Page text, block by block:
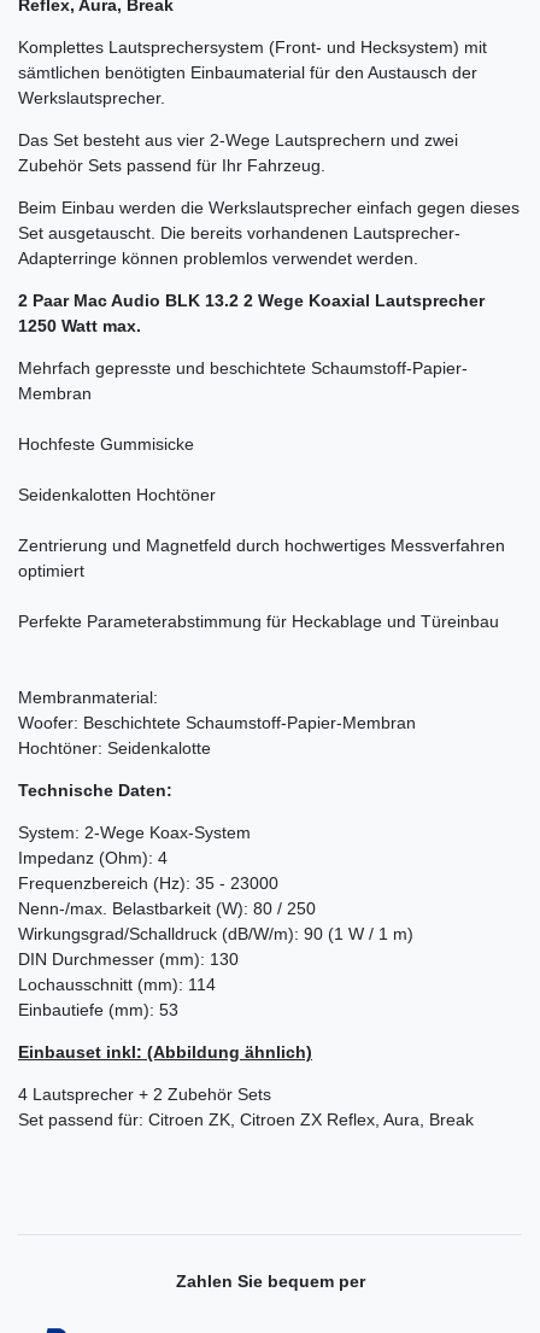
Reflex, Aura, Break
Komplettes Lautsprechersystem (Front- und Hecksystem) mit
sämtlichen benötigten Einbaumaterial für den Austausch der
Werkslautsprecher.
Das Set besteht aus vier 2-Wege Lautsprechern und zwei
Zubehör Sets passend für Ihr Fahrzeug.
Beim Einbau werden die Werkslautsprecher einfach gegen dieses
Set ausgetauscht. Die bereits vorhandenen Lautsprecher-
Adapterringe können problemlos verwendet werden.
2 Paar Mac Audio BLK 13.2 2 Wege Koaxial Lautsprecher
1250 Watt max.
Mehrfach gepresste und beschichtete Schaumstoff-Papier-
Membran
Hochfeste Gummisicke
Seidenkalotten Hochtöner
Zentrierung und Magnetfeld durch hochwertiges Messverfahren
optimiert
Perfekte Parameterabstimmung für Heckablage und Türeinbau
Membranmaterial:
Woofer: Beschichtete Schaumstoff-Papier-Membran
Hochtöner: Seidenkalotte
Technische Daten:
System: 2-Wege Koax-System
Impedanz (Ohm): 4
Frequenzbereich (Hz): 35 - 23000
Nenn-/max. Belastbarkeit (W): 80 / 250
Wirkungsgrad/Schalldruck (dB/W/m): 90 (1 W / 1 m)
DIN Durchmesser (mm): 130
Lochausschnitt (mm): 114
Einbautiefe (mm): 53
Einbauset inkl: (Abbildung ähnlich)
4 Lautsprecher + 2 Zubehör Sets
Set passend für: Citroen ZK, Citroen ZX Reflex, Aura, Break
Zahlen Sie bequem per